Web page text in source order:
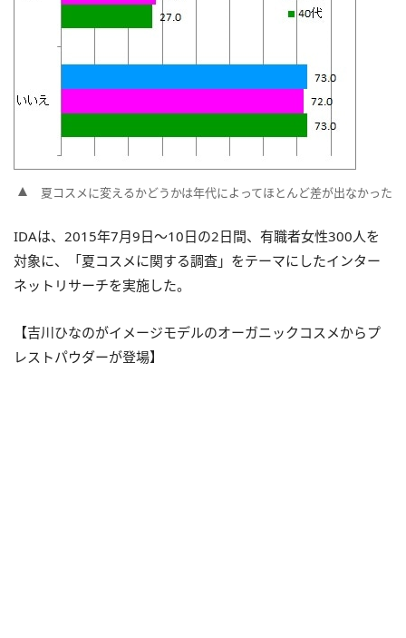
夏コスメに変えるかどうかは年代によってほとんど差が出なかった
IDAは、2015年7月9日～10日の2日間、有職者女性300人を
対象に、「夏コスメに関する調査」をテーマにしたインター
ネットリサーチを実施した。
【吉川ひなのがイメージモデルのオーガニックコスメからプ
レストパウダーが登場】